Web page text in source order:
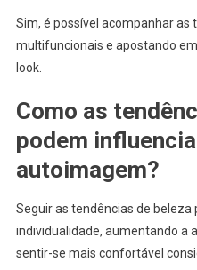
Sim, é possível acompanhar
multifuncionais e apostando
look.
Como as
podem
autoimagem?
Seguir as tendências de beleza
individualidade, aumentando a
sentir-se mais confortável